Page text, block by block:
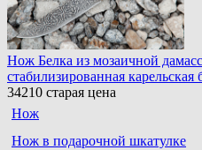
Нож Белка из мозаичной
стабилизированная карельская
34210 старая цена
Нож
Нож в подарочной шкатулке